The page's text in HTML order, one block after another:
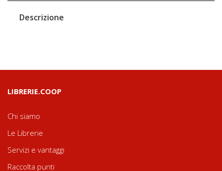
Descrizione
LIBRERIE.COOP
Chi siamo
Le Librerie
Servizi e vantaggi
Raccolta punti